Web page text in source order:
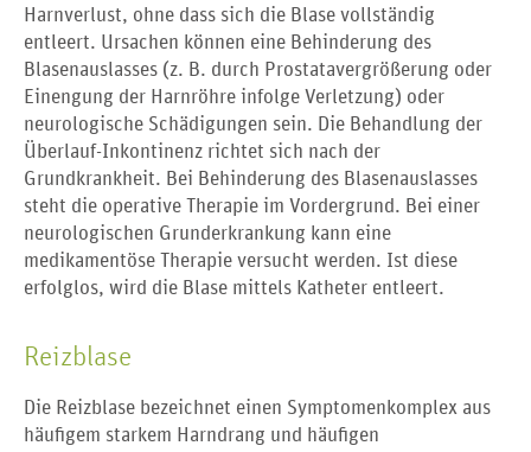
Harnverlust, ohne dass sich die Blase vollständig
entleert. Ursachen können eine Behinderung des
Blasenauslasses (z. B. durch Prostatavergrößerung oder
Einengung der Harnröhre infolge Verletzung) oder
neurologische Schädigungen sein. Die Behandlung der
Überlauf-Inkontinenz richtet sich nach der
Grundkrankheit. Bei Behinderung des Blasenauslasses
steht die operative Therapie im Vordergrund. Bei einer
neurologischen Grunderkrankung kann eine
medikamentöse Therapie versucht werden. Ist diese
erfolglos, wird die Blase mittels Katheter entleert.
Reizblase
Die Reizblase bezeichnet einen Symptomenkomplex aus
häufigem starkem Harndrang und häufigen